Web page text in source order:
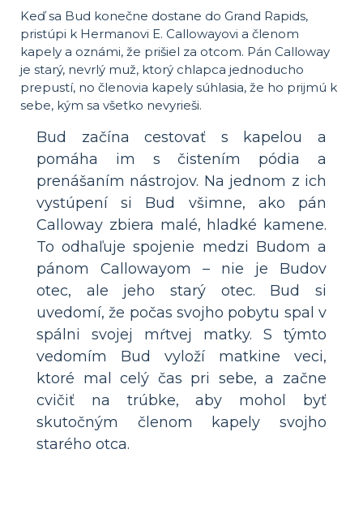
Keď sa Bud konečne dostane do Grand Rapids,
pristúpi k Hermanovi E. Callowayovi a členom
kapely a oznámi, že prišiel za otcom. Pán Calloway
je starý, nevrlý muž, ktorý chlapca jednoducho
prepustí, no členovia kapely súhlasia, že ho prijmú k
sebe, kým sa všetko nevyrieši.
Bud začína cestovať s kapelou a
pomáha im s čistením pódia a
prenášaním nástrojov. Na jednom z ich
vystúpení si Bud všimne, ako pán
Calloway zbiera malé, hladké kamene.
To odhaľuje spojenie medzi Budom a
pánom Callowayom – nie je Budov
otec, ale jeho starý otec. Bud si
uvedomí, že počas svojho pobytu spal v
spálni svojej mŕtvej matky. S týmto
vedomím Bud vyloží matkine veci,
ktoré mal celý čas pri sebe, a začne
cvičiť na trúbke, aby mohol byť
skutočným členom kapely svojho
starého otca.